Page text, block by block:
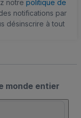
notre politique de
notifications par
désinscrire à tout
monde entier